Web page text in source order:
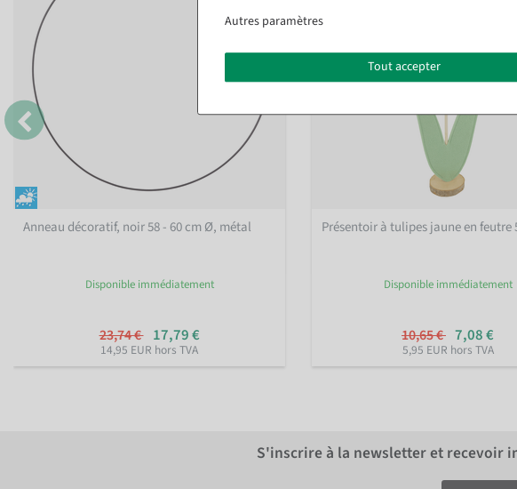
Anneau décoratif, noir 58 - 60 cm Ø, métal
Disponible immédiatement
23,74 € 17,79 €
14,95 EUR hors TVA
Présentoir à tulipes jaune en feutre
Disponible immédiatement
10,65 € 7,08 €
5,95 EUR hors TVA
S'inscrire à la newsletter et recevoir
Autres paramètres
Tout accepter